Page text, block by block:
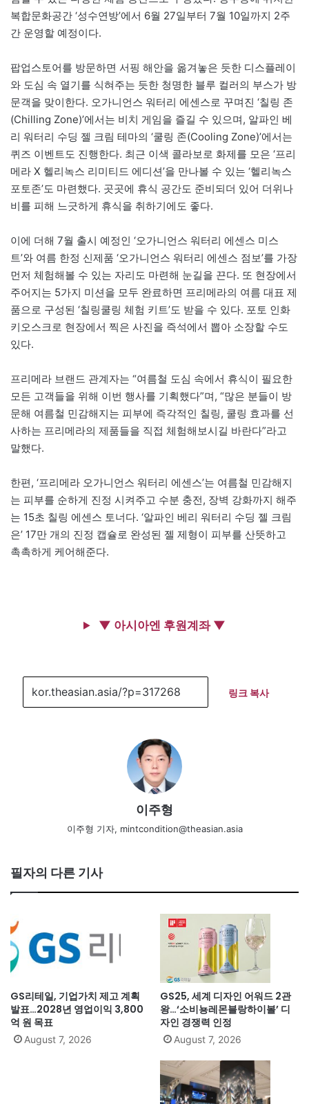
복합문화공간 ‘성수연방’에서 6월 27일부터 7월 10일까지 2주
간 운영할 예정이다.
팝업스토어를 방문하면 서핑 해안을 옮겨놓은 듯한 디스플레이
와 도심 속 열기를 식혀주는 듯한 청명한 블루 컬러의 부스가 방
문객을 맞이한다. 오가니언스 워터리 에센스로 꾸며진 ‘칠링 존
(Chilling Zone)’에서는 비치 게임을 즐길 수 있으며, 알파인 베
리 워터리 수딩 젤 크림 테마의 ‘쿨링 존(Cooling Zone)’에서는
퀴즈 이벤트도 진행한다. 최근 이색 콜라보로 화제를 모은 ‘프리
메라 X 헬리녹스 리미티드 에디션’을 만나볼 수 있는 ‘헬리녹스
포토존’도 마련했다. 곳곳에 휴식 공간도 준비되더 있어 더위나
비를 피해 느긋하게 휴식을 취하기에도 좋다.
이에 더해 7월 출시 예정인 ‘오가니언스 워터리 에센스 미스
트’와 여름 한정 신제품 ‘오가니언스 워터리 에센스 점보’를 가장
먼저 체험해볼 수 있는 자리도 마련해 눈길을 끈다. 또 현장에서
주어지는 5가지 미션을 모두 완료하면 프리메라의 여름 대표 제
품으로 구성된 ‘칠링쿨링 체험 키트’도 받을 수 있다. 포토 인화
키오스크로 현장에서 찍은 사진을 즉석에서 뽑아 소장할 수도
있다.
프리메라 브랜드 관계자는 “여름철 도심 속에서 휴식이 필요한
모든 고객들을 위해 이번 행사를 기획했다”며, “많은 분들이 방
문해 여름철 민감해지는 피부에 즉각적인 칠링, 쿨링 효과를 선
사하는 프리메라의 제품들을 직접 체험해보시길 바란다”라고
말했다.
한편, ‘프리메라 오가니언스 워터리 에센스’는 여름철 민감해지
는 피부를 순하게 진정 시켜주고 수분 충전, 장벽 강화까지 해주
는 15초 칠링 에센스 토너다. ‘알파인 베리 워터리 수딩 젤 크림
은’ 17만 개의 진정 캡슐로 완성된 젤 제형이 피부를 산뜻하고
촉촉하게 케어해준다.
▼ 아시아엔 후원계좌 ▼
링크 복사
이주형
이주형 기자, mintcondition@theasian.asia
필자의 다른 기사
GS리테일, 기업가치 제고 계획
발표…2028년 영업이익 3,800
억 원 목표
August 7, 2026
GS25, 세계 디자인 어워드 2관
왕…‘소비뇽레몬블랑하이볼’ 디
자인 경쟁력 인정
August 7, 2026